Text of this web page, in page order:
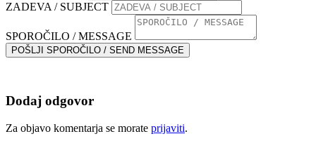
ZADEVA / SUBJECT
SPOROČILO / MESSAGE
POŠLJI SPOROČILO / SEND MESSAGE
Dodaj odgovor
Za objavo komentarja se morate prijaviti.